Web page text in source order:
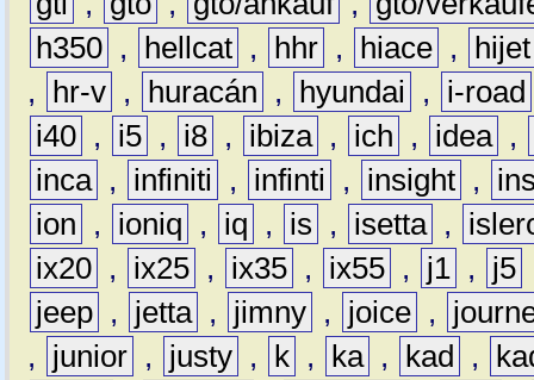
h350 , hellcat , hhr , hiace ,
hijet
,
hr-v , huracán , hyundai ,
i-road
i40 , i5 , i8 , ibiza , ich , idea ,
inca , infiniti , infinti , insight ,
ion
, ioniq , iq , is , isetta ,
ix20 , ix25 , ix35 , ix55 , j1 , j5
jeep , jetta , jimny , joice ,
,
junior , justy , k , ka , kad ,